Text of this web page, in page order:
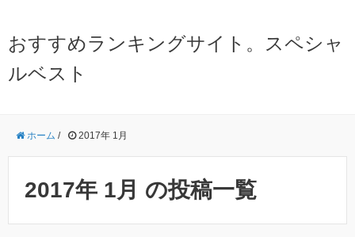
おすすめランキングサイト。スペシャ
ルベスト
ホーム / 2017年 1月
2017年 1月 の投稿一覧